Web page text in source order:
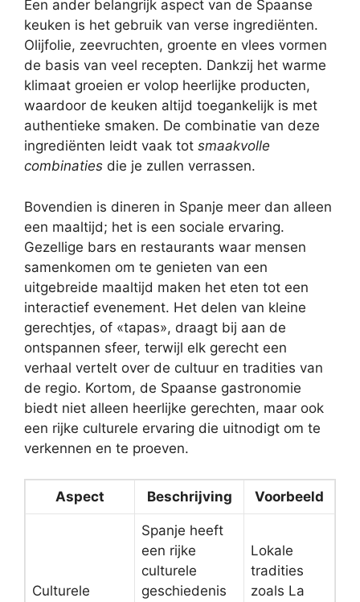
Een ander belangrijk aspect van de Spaanse
keuken is het gebruik van verse ingrediënten.
Olijfolie, zeevruchten, groente en vlees vormen
de basis van veel recepten. Dankzij het warme
klimaat groeien er volop heerlijke producten,
waardoor de keuken altijd toegankelijk is met
authentieke smaken. De combinatie van deze
ingrediënten leidt vaak tot smaakvolle
combinaties die je zullen verrassen.
Bovendien is dineren in Spanje meer dan alleen
een maaltijd; het is een sociale ervaring.
Gezellige bars en restaurants waar mensen
samenkomen om te genieten van een
uitgebreide maaltijd maken het eten tot een
interactief evenement. Het delen van kleine
gerechtjes, of «tapas», draagt bij aan de
ontspannen sfeer, terwijl elk gerecht een
verhaal vertelt over de cultuur en tradities van
de regio. Kortom, de Spaanse gastronomie
biedt niet alleen heerlijke gerechten, maar ook
een rijke culturele ervaring die uitnodigt om te
verkennen en te proeven.
Aspect Beschrijving Voorbeeld
Culturele
Spanje heeft
een rijke
culturele
geschiedenis
Lokale
tradities
zoals La